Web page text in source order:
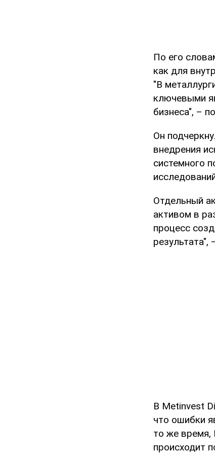
По его
как для
"В
ключевыми
бизнеса", –
Он
внедрения
системного
Отдельный
активом в
процесс
результата",
В Metinvest
что ошибки
то же время,
происходит